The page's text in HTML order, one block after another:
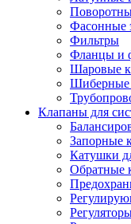
Фасонные
Фильтры
Фланцы и
Шаровые
Шиберные
Клапаны для
Запорные
Катушки
Обратные